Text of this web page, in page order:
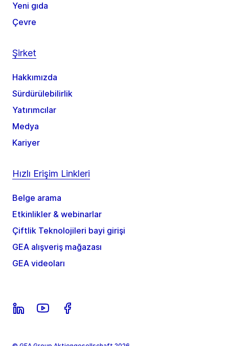
Yeni gıda
Çevre
Şirket
Hakkımızda
Sürdürülebilirlik
Yatırımcılar
Medya
Kariyer
Hızlı Erişim Linkleri
Belge arama
Etkinlikler & webinarlar
Çiftlik Teknolojileri bayi girişi
GEA alışveriş mağazası
GEA videoları